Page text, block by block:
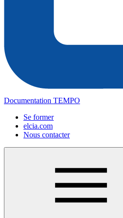
Documentation TEMPO
Se former
elcia.com
Nous contacter